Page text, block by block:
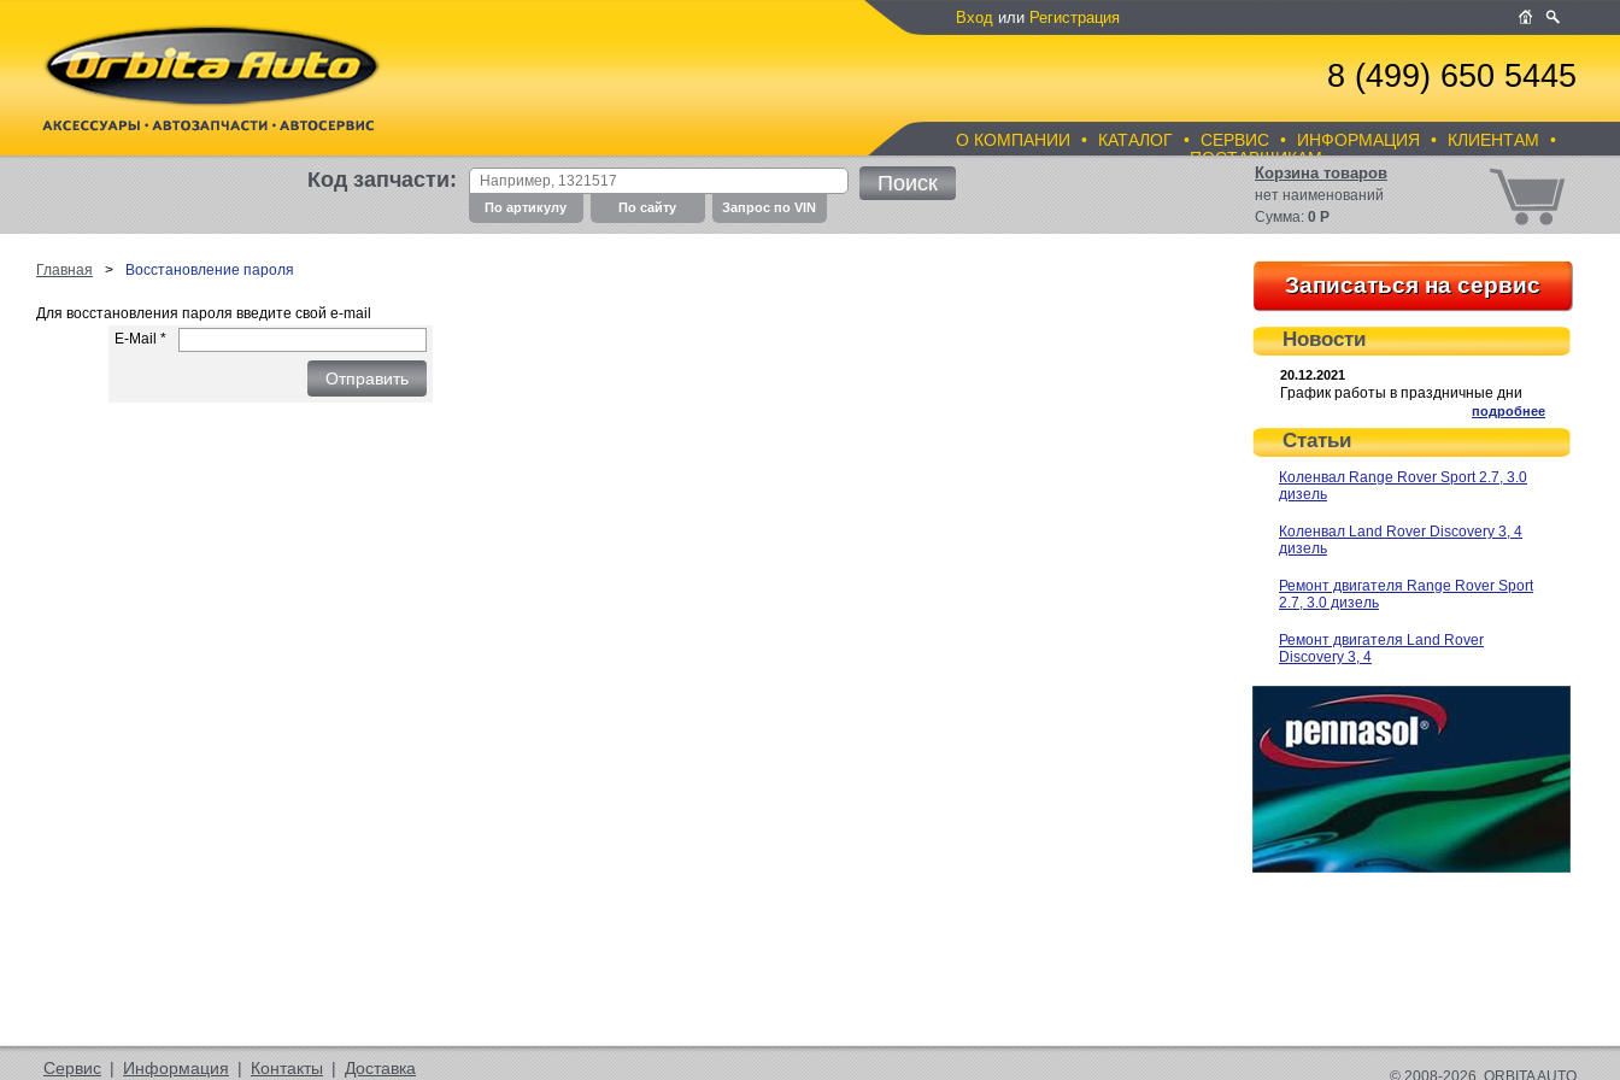
Вход или Регистрация
8 (499) 650 5445
О КОМПАНИИ • КАТАЛОГ • СЕРВИС • ИНФОРМАЦИЯ • КЛИЕНТАМ
•
ПОСТАВЩИКАМ
Корзина товаров
нет наименований
Сумма: 0 Р
Код запчасти:
По артикулу По cайту Запрос по VIN
Главная > Восстановление пароля
Для восстановления пароля введите свой e-mail
E-Mail *
Записаться на сервис
Новости
20.12.2021
График работы в праздничные дни
подробнее
Статьи
Коленвал Range Rover Sport 2.7, 3.0
дизель
Коленвал Land Rover Discovery 3, 4
дизель
Ремонт двигателя Range Rover Sport
2.7, 3.0 дизель
Ремонт двигателя Land Rover
Discovery 3, 4
Сервис | Информация | Контакты | Доставка © 2008-2026, ORBITA AUTO